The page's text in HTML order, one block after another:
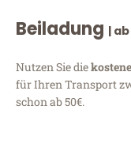
Beiladung |
Nutzen Sie die
für Ihren Transport
schon ab 50€.